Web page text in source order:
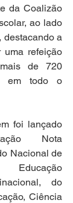
da Coalizão
ao lado
destacando a
uma refeição
de 720
em todo o
foi lançado
Nota
Nacional de
Educação
do
Ciência